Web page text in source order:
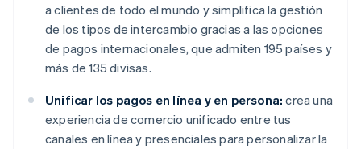
a clientes de todo el mundo y simplifica la gestión
de los tipos de intercambio gracias a las opciones
de pagos internacionales, que admiten 195 países y
más de 135 divisas.
Unificar los pagos en línea y en persona: crea una
experiencia de comercio unificado entre tus
canales en línea y presenciales para personalizar la